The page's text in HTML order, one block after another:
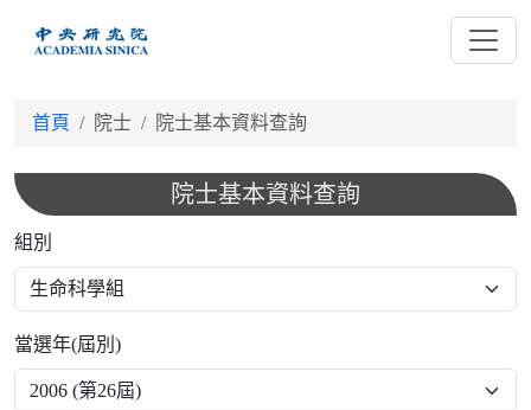
首頁 院士 院士基本資料查詢
院士基本資料查詢
組別
當選年(屆別)